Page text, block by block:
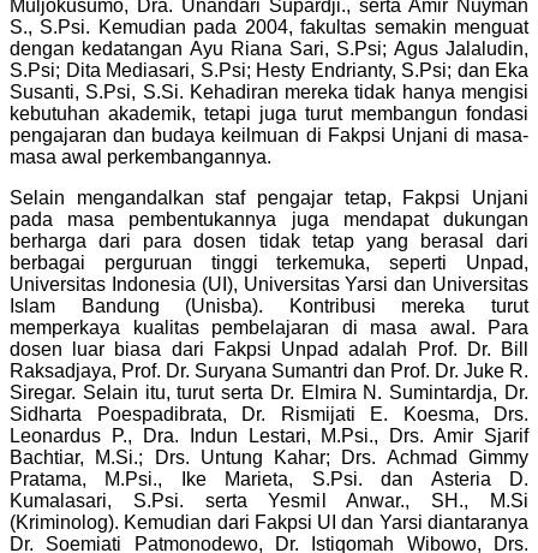
Muljokusumo, Dra. Unandari Supardji., serta Amir Nuyman
S., S.Psi. Kemudian pada 2004, fakultas semakin menguat
dengan kedatangan Ayu Riana Sari, S.Psi; Agus Jalaludin,
S.Psi; Dita Mediasari, S.Psi; Hesty Endrianty, S.Psi; dan Eka
Susanti, S.Psi, S.Si. Kehadiran mereka tidak hanya mengisi
kebutuhan akademik, tetapi juga turut membangun fondasi
pengajaran dan budaya keilmuan di Fakpsi Unjani di masa-
masa awal perkembangannya.
Selain mengandalkan staf pengajar tetap, Fakpsi Unjani
pada masa pembentukannya juga mendapat dukungan
berharga dari para dosen tidak tetap yang berasal dari
berbagai perguruan tinggi terkemuka, seperti Unpad,
Universitas Indonesia (UI), Universitas Yarsi dan Universitas
Islam Bandung (Unisba). Kontribusi mereka turut
memperkaya kualitas pembelajaran di masa awal. Para
dosen luar biasa dari Fakpsi Unpad adalah Prof. Dr. Bill
Raksadjaya, Prof. Dr. Suryana Sumantri dan Prof. Dr. Juke R.
Siregar. Selain itu, turut serta Dr. Elmira N. Sumintardja, Dr.
Sidharta Poespadibrata, Dr. Rismijati E. Koesma, Drs.
Leonardus P., Dra. Indun Lestari, M.Psi., Drs. Amir Sjarif
Bachtiar, M.Si.; Drs. Untung Kahar; Drs. Achmad Gimmy
Pratama, M.Psi., Ike Marieta, S.Psi. dan Asteria D.
Kumalasari, S.Psi. serta Yesmil Anwar., SH., M.Si
(Kriminolog). Kemudian dari Fakpsi UI dan Yarsi diantaranya
Dr. Soemiati Patmonodewo, Dr. Istiqomah Wibowo, Drs.